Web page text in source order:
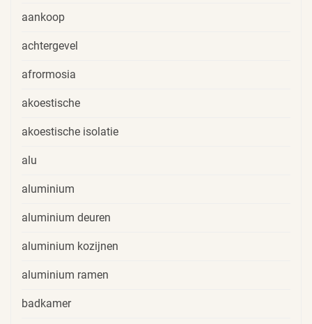
aankoop
achtergevel
afrormosia
akoestische
akoestische isolatie
alu
aluminium
aluminium deuren
aluminium kozijnen
aluminium ramen
badkamer